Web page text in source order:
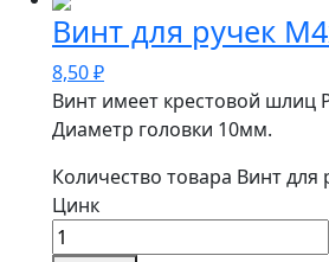
Винт для ручек
8,50₽
Винт имеет крестовой шлиц
Диаметр головки 10мм.
Количество товара Винт
Цинк